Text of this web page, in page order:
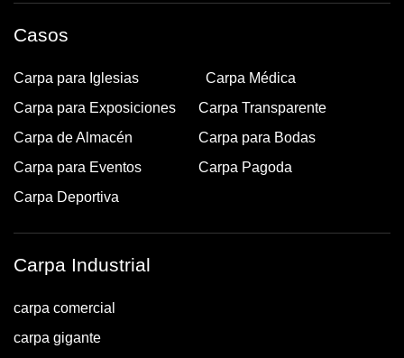
Casos
Carpa para Iglesias
Carpa Médica
Carpa para Exposiciones
Carpa Transparente
Carpa de Almacén
Carpa para Bodas
Carpa para Eventos
Carpa Pagoda
Carpa Deportiva
Carpa Industrial
carpa comercial
carpa gigante